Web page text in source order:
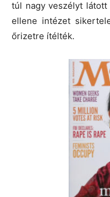
túl nagy veszélyt látott
ellene intézet
őrizetre ítélték.